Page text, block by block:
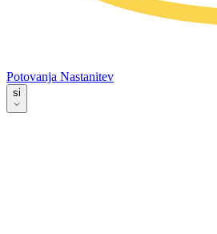
Potovanja Nastanitev
si